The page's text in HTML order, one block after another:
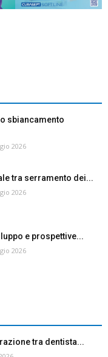
sbiancamento
2026
tra serramento dei...
2026
e prospettive...
2026
tra dentista...